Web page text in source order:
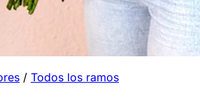
/ Todos los ramos